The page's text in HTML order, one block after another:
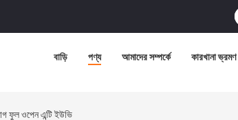
বাড়ি পণ্য আমাদের সম্পর্কে কারখানা ভ্রমণ
ফুল ওপেন এন্টি ইউভি